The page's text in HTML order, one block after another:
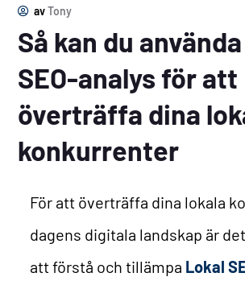
avTony
Så kan du
SEO-analys för att
överträffa dina
konkurrenter
För att överträffa dina lokala
dagens digitala landskap är
att förstå och tillämpa Lokal